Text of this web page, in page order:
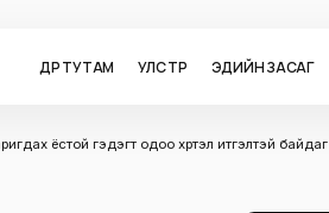
ӨДӨР ТУТАМ УЛС ТӨР ЭДИЙН ЗАСАГ
ёстой гэдэгт одоо хүртэл итгэлтэй байдаг